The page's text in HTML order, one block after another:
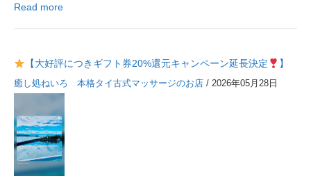
Read more
【大好評につきギフト券20%還元キャンペーン延長決定 】
癒し処ねいろ 本格タイ古式マッサージのお店 / 2026年05月28日